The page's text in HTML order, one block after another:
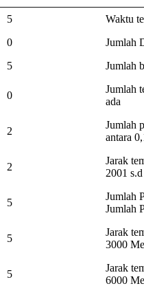
5
Waktu
0
Jumlah
5 Jumlah
0
Jumlah
ada
2
Jumlah
antara
2
Jarak
2001
5
Jumlah
Jumlah
5
Jarak
3000
5
Jarak
6000